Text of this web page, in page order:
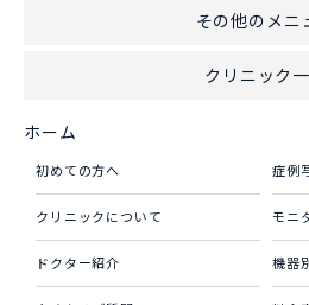
その他のメニ
クリニック
ホーム
初めての方へ 症例
クリニックについて モニ
ドクター紹介 機器